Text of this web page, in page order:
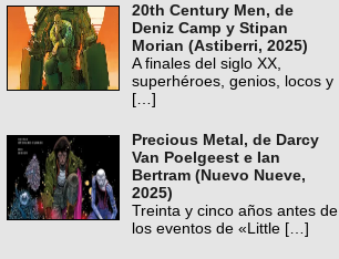
20th Century Men, de
Deniz Camp y Stipan
Morian (Astiberri, 2025)
A finales del siglo XX,
superhéroes, genios, locos y
[…]
Precious Metal, de Darcy
Van Poelgeest e Ian
Bertram (Nuevo Nueve,
2025)
Treinta y cinco años antes de
los eventos de «Little […]